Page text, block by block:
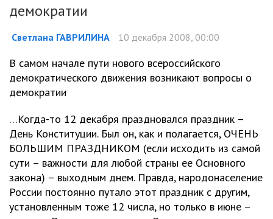
демократии
Светлана ГАВРИЛИНА 10 декабря 2008, 00:00
В самом начале пути нового всероссийского
демократического движения возникают вопросы о
демократии
…Когда-то 12 декабря праздновался праздник –
День Конституции. Был он, как и полагается, ОЧЕНЬ
БОЛЬШИМ ПРАЗДНИКОМ (если исходить из самой
сути – важности для любой страны ее Основного
закона) – выходным днем. Правда, народонаселение
России постоянно путало этот праздник с другим,
установленным тоже 12 числа, но только в июне –